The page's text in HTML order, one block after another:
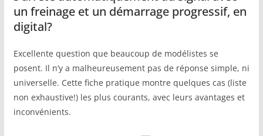
un freinage et un démarrage progressif, en
digital?
Excellente question que beaucoup de modélistes se
posent. Il n’y a malheureusement pas de réponse simple, ni
universelle. Cette fiche pratique montre quelques cas (liste
non exhaustive!) les plus courants, avec leurs avantages et
inconvénients.